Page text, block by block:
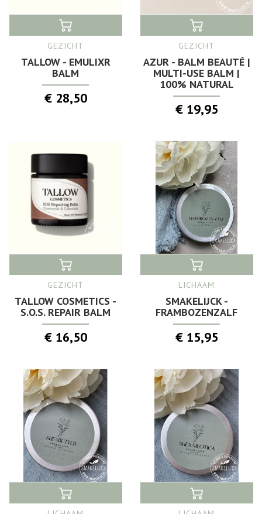
GEZICHT
TALLOW - EMULIXR
BALM
€ 28,50
GEZICHT
AZUR - BALM BEAUTÉ |
MULTI-USE BALM |
100% NATURAL
€ 19,95
GEZICHT
TALLOW COSMETICS -
S.O.S. REPAIR BALM
€ 16,50
LICHAAM
SMAKELIJCK -
FRAMBOZENZALF
€ 15,95